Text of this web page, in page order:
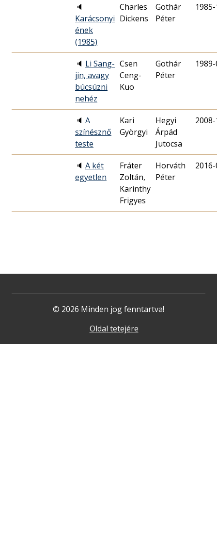
🔈
Karácsonyi
ének
(1985)
Charles
Dickens
Gothár
Péter
🔈 Li Sang-
jin, avagy
búcsúzni
nehéz
Csen
Ceng-
Kuo
Gothár
Péter
🔈 A
színésznő
teste
Kari
Györgyi
Hegyi
Árpád
Jutocsa
🔈 A két
egyetlen
Fráter
Zoltán,
Karinthy
Frigyes
Horváth
Péter
© 2026 Minden jog fenntartva!
Oldal tetejére